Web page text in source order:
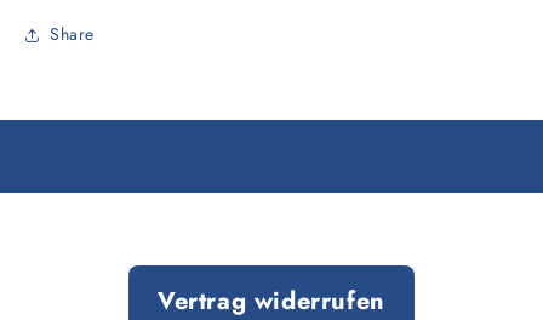
Share
Vertrag widerrufen